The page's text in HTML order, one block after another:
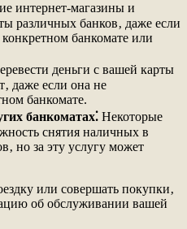
интернет-магазины и
различных банков‚ даже если
банкомате или
деньги с вашей карты
даже если она не
банкомате.
банкоматах⁚ Некоторые
снятия наличных в
но за эту услугу может
или совершать покупки‚
об обслуживании вашей